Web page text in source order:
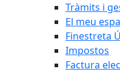
Tràmits i
El meu
Finestreta
Impostos
Factura